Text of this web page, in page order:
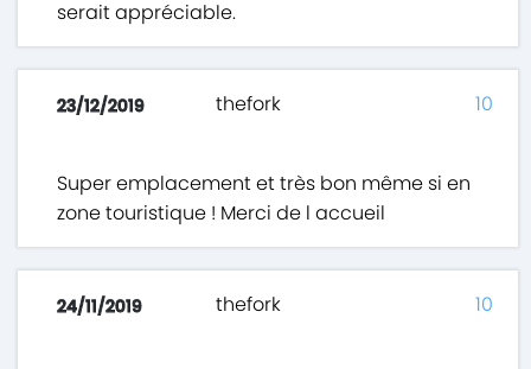
serait appréciable.
23/12/2019 thefork
Super emplacement et très bon même si en
zone touristique ! Merci de l accueil
10
24/11/2019 thefork 10